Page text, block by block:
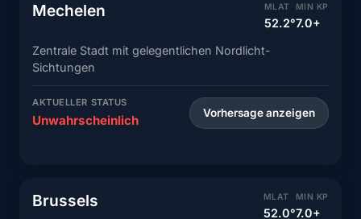
Mechelen MLAT
52.2°
MIN KP
7.0+
Zentrale Stadt mit gelegentlichen Nordlicht-
Sichtungen
AKTUELLER STATUS
Unwahrscheinlich Vorhersage anzeigen
Brussels MLAT
52.0°
MIN KP
7.0+